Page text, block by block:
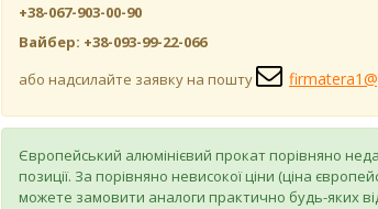
+38-067-903-00-90
Вайбер: +38-093-99-22-066
або надсилайте заявку на пошту
Європейський алюмінієвий прокат порівняно
позиції. За порівняно невисокої ціни (ціна
можете замовити аналоги практично будь-яких